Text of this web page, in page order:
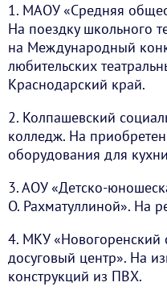
1. МАОУ «Средняя
На поездку школьного
на Международный
любительских
Краснодарский край.
2. Колпашевский
колледж. На
оборудования для
3. АОУ «Детско-
О. Рахматуллиной». На
4. МКУ «Новогоренский
досуговый центр». На
конструкций из ПВХ.